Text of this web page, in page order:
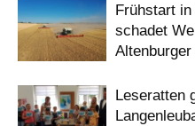
Frühstart
schadet
Altenburger
Leseratten